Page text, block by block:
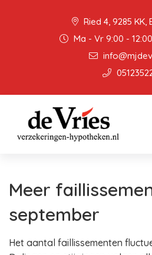
Ried 4, 9285 KK,
Ma - Vr 9:00 -
Meer
september
Het aantal faillissementen